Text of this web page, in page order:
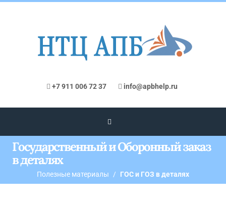
+7 911 006 72 37 info@apbhelp.ru
Государственный и Оборонный заказ
в деталях
Полезные материалы ГОС и ГОЗ в деталях